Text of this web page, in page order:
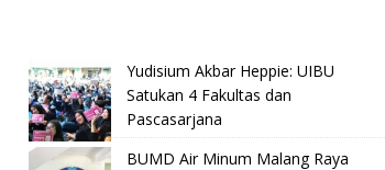
Yudisium Akbar Heppie: UIBU
Satukan 4 Fakultas dan
Pascasarjana
BUMD Air Minum Malang Raya